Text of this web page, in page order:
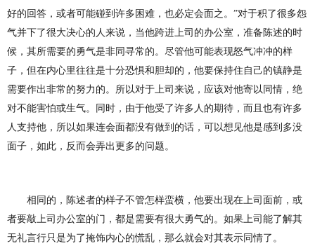
好的回答，或者可能碰到许多困难，也必定会面之。”对于积了很多怨
气并下了很大决心的 人来说，当他跨进上司的办公室，准备陈述的时
候，其所需要的勇气是非同寻常的。尽管他可能表现怒气冲冲的样
子，但在内心里往往是十分恐惧和胆却的，他要保持住自己的镇静是
需要作出非常的努力的。所以对于上司来说，应该对他寄以同情，绝
对不能害怕或生气。同时，由于他受了许多人的期待，而且也有许多
人支持他，所以如果连会面都没有做到的话，可以想见他是感到多没
面子，如此，反而会弄出更多的问题。
相同的，陈述者的样子不管怎样蛮横，他要出现在上司面前，或
者要敲上司办公室的门，都是需要有很大勇气的。如果上司能了解其
无礼言行只是为了掩饰内心的慌乱，那么就会对其表示同情了。